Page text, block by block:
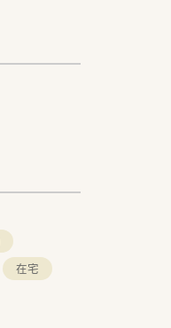
在宅